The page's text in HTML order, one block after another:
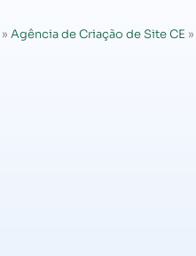
» Agência de Criação de Site CE »